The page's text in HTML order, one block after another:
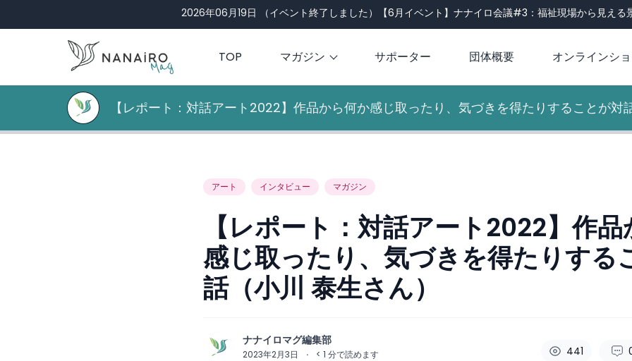
2026年06月19日 （イベント終了しました）【6月イベント】ナナイロ会議#3：福祉現場から見え
TOP マガジン サポーター 団体概要 オンラインシ
【レポート：対話アート2022】作品から何か感じ取ったり、気づきを得たりすることが対
川 泰生さん）
アート インタビュー マガジン
【レポート：対話アート2022】作
感じ取ったり、気づきを得たりする
話（小川 泰生さん）
ナナイロマグ編集部
2023年2月3日 · < 1 分で読めます 441